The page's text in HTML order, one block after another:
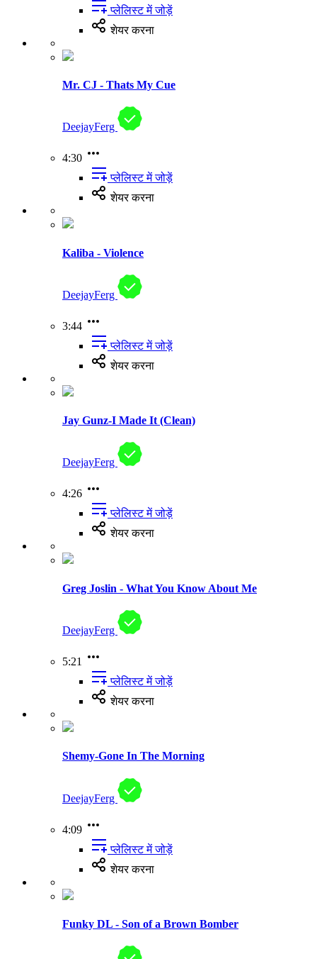
प्लेलिस्ट में जोड़ें
शेयर करना
Mr. CJ - Thats My Cue
DeejayFerg
4:30
प्लेलिस्ट में जोड़ें
शेयर करना
Kaliba - Violence
DeejayFerg
3:44
प्लेलिस्ट में जोड़ें
शेयर करना
Jay Gunz-I Made It (Clean)
DeejayFerg
4:26
प्लेलिस्ट में जोड़ें
शेयर करना
Greg Joslin - What You Know About Me
DeejayFerg
5:21
प्लेलिस्ट में जोड़ें
शेयर करना
Shemy-Gone In The Morning
DeejayFerg
4:09
प्लेलिस्ट में जोड़ें
शेयर करना
Funky DL - Son of a Brown Bomber